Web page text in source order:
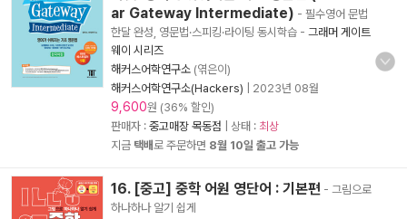
ar Gateway Intermediate) - 필수영어 문법
한달 완성, 영문법·스피킹·라이팅 동시학습 - 그래머 게이트
웨이 시리즈
해커스어학연구소 (엮은이)
해커스어학연구소(Hackers)
2023년 08월
9,600원 (36% 할인)
판매자 : 중고매장 목동점 | 상태 : 최상
지금 택배로 주문하면 8월 10일 출고 가능
16. [중고] 중학 어원 영단어 : 기본편 - 그림으로
하나하나 알기 쉽게